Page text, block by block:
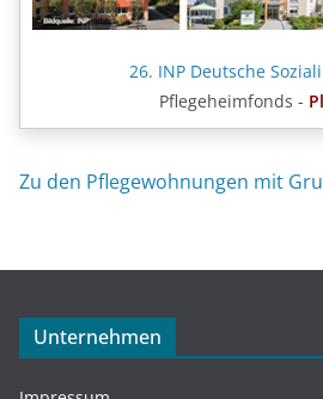
26. INP Deutsche
Pflegeheimfonds -
Zu den Pflegewohnungen mit
Unternehmen